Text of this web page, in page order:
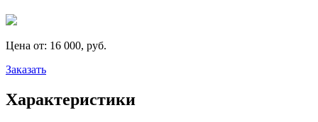
Цена от: 16 000, руб.
Заказать
Характеристики